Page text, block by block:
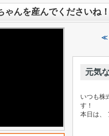
ゃんを産んでくださいね
≪
元気
いつも株
す！
本日は、